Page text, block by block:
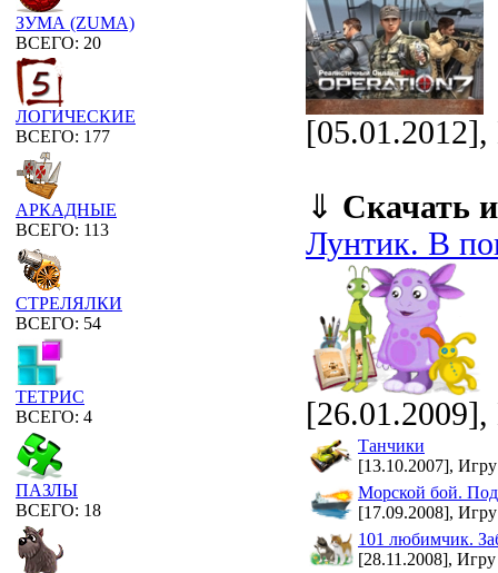
ЗУМА (ZUMA)
ВСЕГО: 20
ЛОГИЧЕСКИЕ
ВСЕГО: 177
АРКАДНЫЕ
ВСЕГО: 113
СТРЕЛЯЛКИ
ВСЕГО: 54
ТЕТРИС
ВСЕГО: 4
ПАЗЛЫ
ВСЕГО: 18
[05.01.2012],
⇓ Скачать
Лунтик. В
[26.01.2009],
Танчики
[13.10.2007],
Морской бой.
[17.09.2008],
101 любимчик.
[28.11.2008],